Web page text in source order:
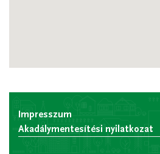
Impresszum
Akadálymentesítési nyilatkozat